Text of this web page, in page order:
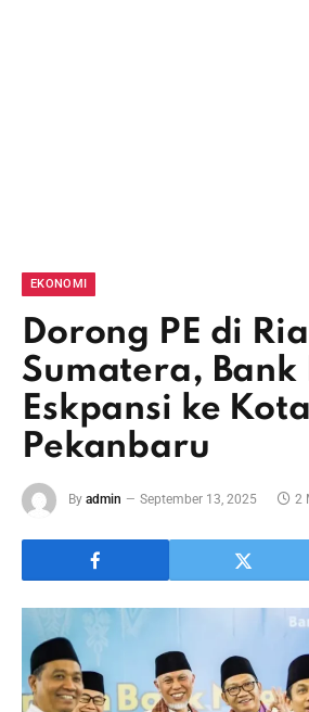
EKONOMI
Dorong PE di
Sumatera,
Eskpansi ke Kota
Pekanbaru
By admin September 13, 2025 2